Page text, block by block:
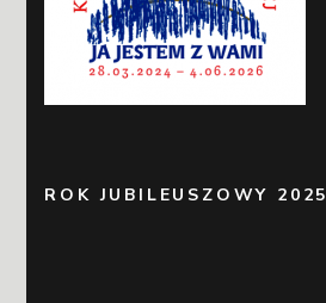
ROK JUBILEUSZOWY 2025